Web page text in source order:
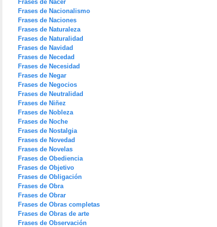
Frases de Nacer
Frases de Nacionalismo
Frases de Naciones
Frases de Naturaleza
Frases de Naturalidad
Frases de Navidad
Frases de Necedad
Frases de Necesidad
Frases de Negar
Frases de Negocios
Frases de Neutralidad
Frases de Niñez
Frases de Nobleza
Frases de Noche
Frases de Nostalgia
Frases de Novedad
Frases de Novelas
Frases de Obediencia
Frases de Objetivo
Frases de Obligación
Frases de Obra
Frases de Obrar
Frases de Obras completas
Frases de Obras de arte
Frases de Observación